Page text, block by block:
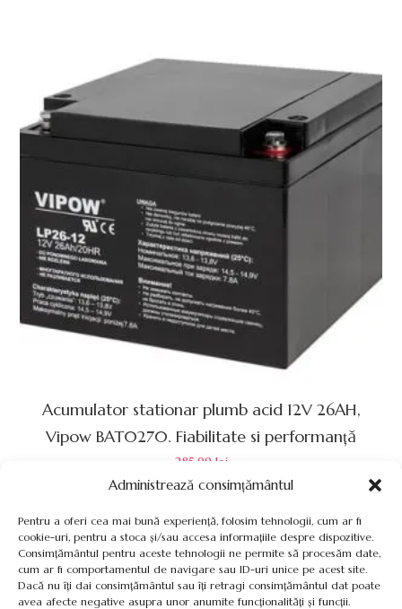
Administrează consimțământul
Pentru a oferi cea mai bună experiență, folosim tehnologii, cum ar fi
cookie-uri, pentru a stoca și/sau accesa informațiile despre dispozitive.
Consimțământul pentru aceste tehnologii ne permite să procesăm date,
cum ar fi comportamentul de navigare sau ID-uri unice pe acest site.
Dacă nu îți dai consimțământul sau îți retragi consimțământul dat poate
avea afecte negative asupra unor anumite funcționalități și funcții.
Acumulator stationar plumb acid 12V 26AH,
Vipow BAT0270. Fiabilitate si performanță
285.99 lei
Termeni, Condiții & Protecția Datelor (GDPR)